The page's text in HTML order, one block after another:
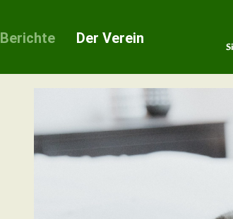
Berichte Der Verein